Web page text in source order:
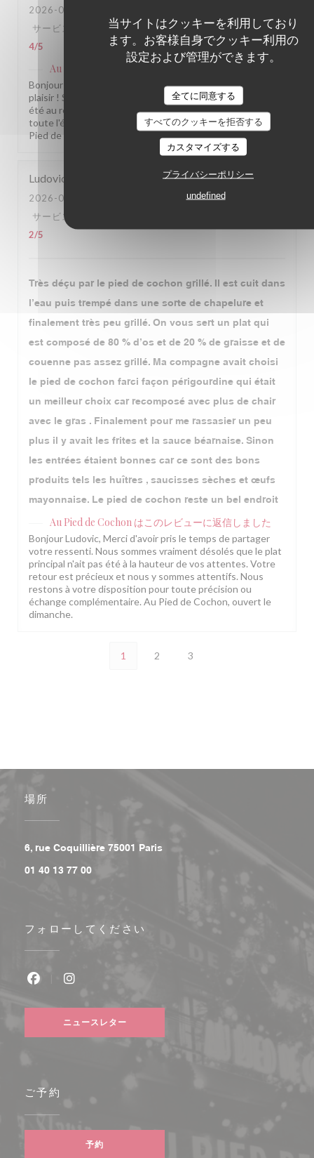
当サイトはクッキーを利用しており
ます。お客様自身でクッキー利用の
設定および管理ができます。
全てに同意する
すべてのクッキーを拒否する
カスタマイズする
プライバシーポリシー
undefined
2026-08-07
サービス
雰囲気: 5 /5 メニュー: 品質-価格 :
4/5
Au Pied de Cochon
Bonjour Lisa, Merci pour ce retour qui nous fait vraiment
plaisir ! Savoir que le service, la cuisine et l'ambiance ont
été au rendez-vous, c'est une belle récompense pour
toute l'équipe. À très bientôt parmi nous ! L'équipe du Au
Pied de Cochon
Ludovic
2026-08-07
サービス
2/5
Très déçu par le pied de cochon grillé. Il est cuit dans
l’eau puis trempé dans une sorte de chapelure et
finalement très peu grillé. On vous sert un plat qui
est composé de 80 % d’os et de 20 % de graisse et de
couenne pas assez grillé. Ma compagne avait choisi
le pied de cochon farci façon périgourdine qui était
un meilleur choix car recomposé avec plus de chair
avec le gras . Finalement pour me rassasier un peu
plus il y avait les frites et la sauce béarnaise. Sinon
les entrées étaient bonnes car ce sont des bons
produits tels les huîtres , saucisses sèches et œufs
mayonnaise. Le pied de cochon reste un bel endroit
Au Pied de Cochon はこのレビューに返信しました
Bonjour Ludovic, Merci d'avoir pris le temps de partager
votre ressenti. Nous sommes vraiment désolés que le plat
principal n'ait pas été à la hauteur de vos attentes. Votre
retour est précieux et nous y sommes attentifs. Nous
restons à votre disposition pour toute précision ou
échange complémentaire. Au Pied de Cochon, ouvert le
dimanche.
1 2 3
場所
6, rue Coquillière 75001 Paris
01 40 13 77 00
フォローしてください
ニュースレター
ご予約
予約